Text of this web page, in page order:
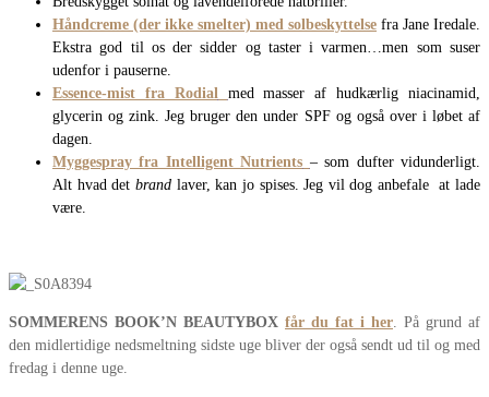
Håndcreme (der ikke smelter) med solbeskyttelse fra Jane Iredale.
Ekstra god til os der sidder og taster i varmen…men som suser
udenfor i pauserne.
Essence-mist fra Rodial
med masser af hudkærlig niacinamid,
glycerin og zink. Jeg bruger den under SPF og også over i løbet af
dagen.
Myggespray fra Intelligent Nutrients – som dufter vidunderligt.
Alt hvad det brandlaver, kan jo spises. Jeg vil dog anbefale at lade
være.
SOMMERENS BOOK’N BEAUTYBOX får du fat i her. På grund af
den midlertidige nedsmeltning sidste uge bliver der også sendt ud til og med
fredag i denne uge.